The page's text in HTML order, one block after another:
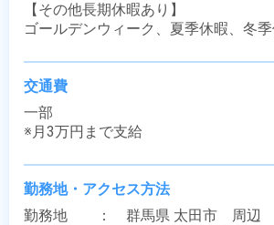
【その他長期休暇あり】
ゴールデンウィーク、夏季休暇、冬
交通費
一部
※月3万円まで支給
勤務地・アクセス方法
勤務地　　：　群馬県 太田市　周辺